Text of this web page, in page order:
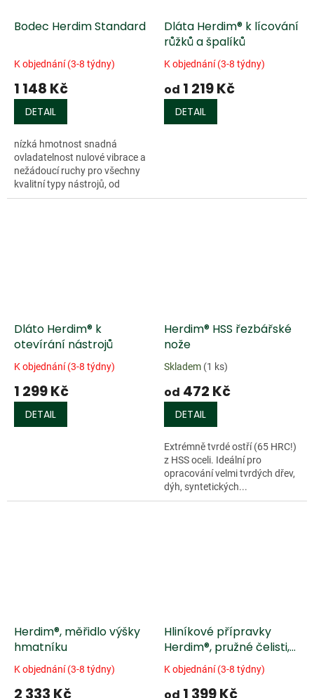
Bodec Herdim Standard
K objednání (3-8 týdny)
1 148 Kč
DETAIL
nízká hmotnost snadná
ovladatelnost nulové vibrace a
nežádoucí ruchy pro všechny
kvalitní typy nástrojů, od
školních až po mistrovské
Dláta Herdim® k lícování
růžků a špalíků
K objednání (3-8 týdny)
od 1 219 Kč
DETAIL
Dláto Herdim® k
otevírání nástrojů
K objednání (3-8 týdny)
1 299 Kč
DETAIL
Herdim® HSS řezbářské
nože
Skladem (1 ks)
od 472 Kč
DETAIL
Extrémně tvrdé ostří (65 HRC!)
z HSS oceli. Ideální pro
opracování velmi tvrdých dřev,
dýh, syntetických...
Herdim®, měřidlo výšky
hmatníku
K objednání (3-8 týdny)
2 333 Kč
Hliníkové přípravky
Herdim®, pružné čelisti,
pro lepení prasklin
K objednání (3-8 týdny)
1 399 Kč